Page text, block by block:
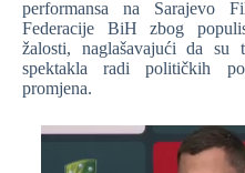
performansa na Sarajevo
Federacije BiH zbog
žalosti, naglašavajući da su
spektakla radi političkih
promjena.